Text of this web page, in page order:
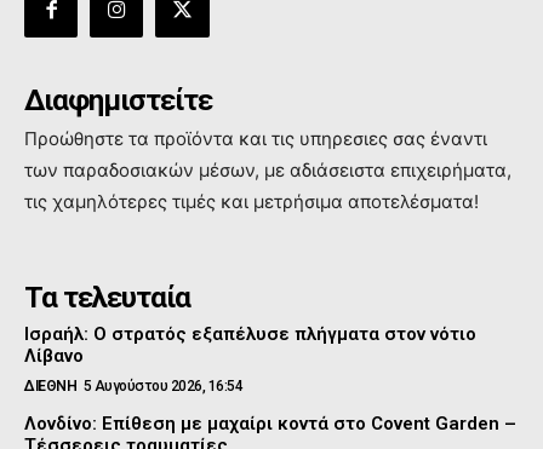
Διαφημιστείτε
Προώθηστε τα προϊόντα και τις υπηρεσιες σας έναντι
των παραδοσιακών μέσων, με αδιάσειστα επιχειρήματα,
τις χαμηλότερες τιμές και μετρήσιμα αποτελέσματα!
Τα τελευταία
Ισραήλ: Ο στρατός εξαπέλυσε πλήγματα στον νότιο
Λίβανο
ΔΙΕΘΝΗ 5 Αυγούστου 2026, 16:54
Λονδίνο: Επίθεση με μαχαίρι κοντά στο Covent Garden –